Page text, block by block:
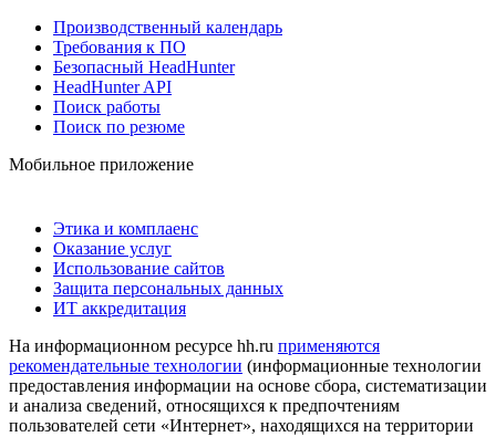
Производственный календарь
Требования к ПО
Безопасный HeadHunter
HeadHunter API
Поиск работы
Поиск по резюме
Мобильное приложение
Этика и комплаенс
Оказание услуг
Использование сайтов
Защита персональных данных
ИТ аккредитация
На информационном ресурсе hh.ru применяются
рекомендательные технологии (информационные технологии
предоставления информации на основе сбора, систематизации
и анализа сведений, относящихся к предпочтениям
пользователей сети «Интернет», находящихся на территории